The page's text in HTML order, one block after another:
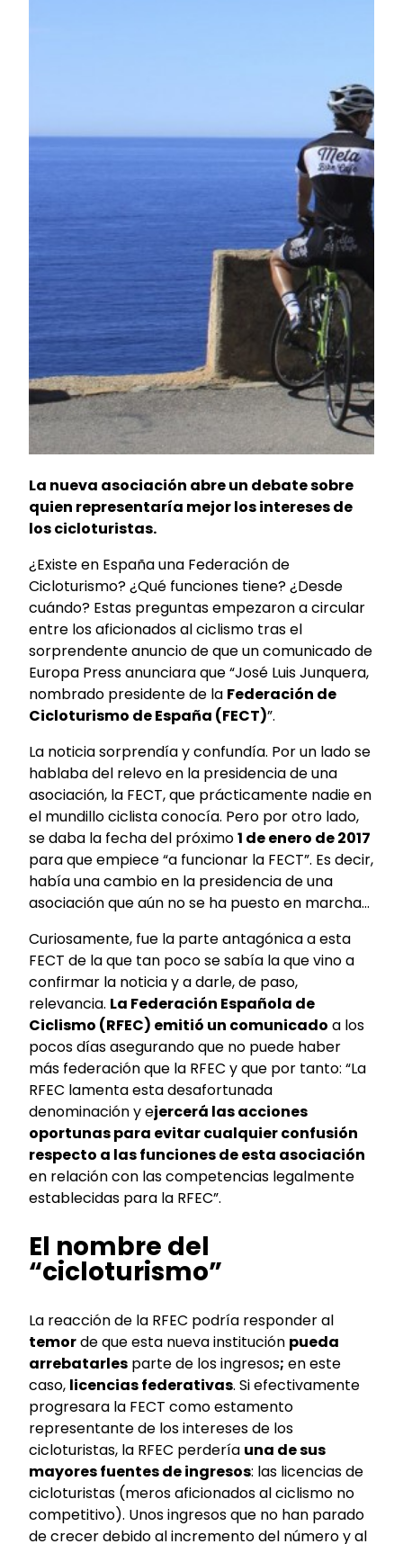
La nueva asociación abre un debate sobre
quien representaría mejor los intereses de
los cicloturistas.
¿Existe en España una Federación de
Cicloturismo? ¿Qué funciones tiene? ¿Desde
cuándo? Estas preguntas empezaron a circular
entre los aficionados al ciclismo tras el
sorprendente anuncio de que un comunicado de
Europa Press anunciara que “José Luis Junquera,
nombrado presidente de la Federación de
Cicloturismo de España (FECT)”.
La noticia sorprendía y confundía. Por un lado se
hablaba del relevo en la presidencia de una
asociación, la FECT, que prácticamente nadie en
el mundillo ciclista conocía. Pero por otro lado,
se daba la fecha del próximo1 de enero de 2017
para que empiece “a funcionar la FECT”. Es decir,
había una cambio en la presidencia de una
asociación que aún no se ha puesto en marcha…
Curiosamente, fue la parte antagónica a esta
FECT de la que tan poco se sabía la que vino a
confirmar la noticia y a darle, de paso,
relevancia. La Federación Española de
Ciclismo (RFEC) emitió un comunicado a los
pocos días asegurando que no puede haber
más federación que la RFEC y que por tanto: “La
RFEC lamenta esta desafortunada
denominación y ejercerá las acciones
oportunas para evitar cualquier confusión
respecto a las funciones de esta asociación
en relación con las competencias legalmente
establecidas para la RFEC”.
El nombre del
“cicloturismo”
La reacción de la RFEC podría responder al
temorde que esta nueva institución pueda
arrebatarles parte de los ingresos; en este
caso, licencias federativas. Si efectivamente
progresara la FECT como estamento
representante de los intereses de los
cicloturistas, la RFEC perdería una de sus
mayores fuentes de ingresos: las licencias de
cicloturistas (meros aficionados al ciclismo no
competitivo). Unos ingresos que no han parado
de crecer debido al incremento del número y al